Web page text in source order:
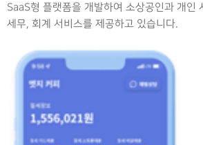
SaaS형 플랫폼을 개발하여 소상공인과 개인
세무, 회계 서비스를 제공하고 있습니다.